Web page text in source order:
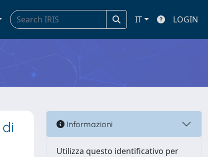
IT LOGIN
Informazioni
Utilizza questo identificativo per